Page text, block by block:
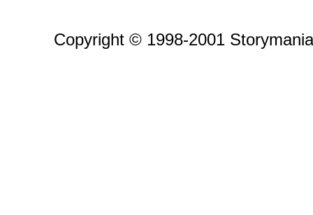
Copyright © 1998-2001